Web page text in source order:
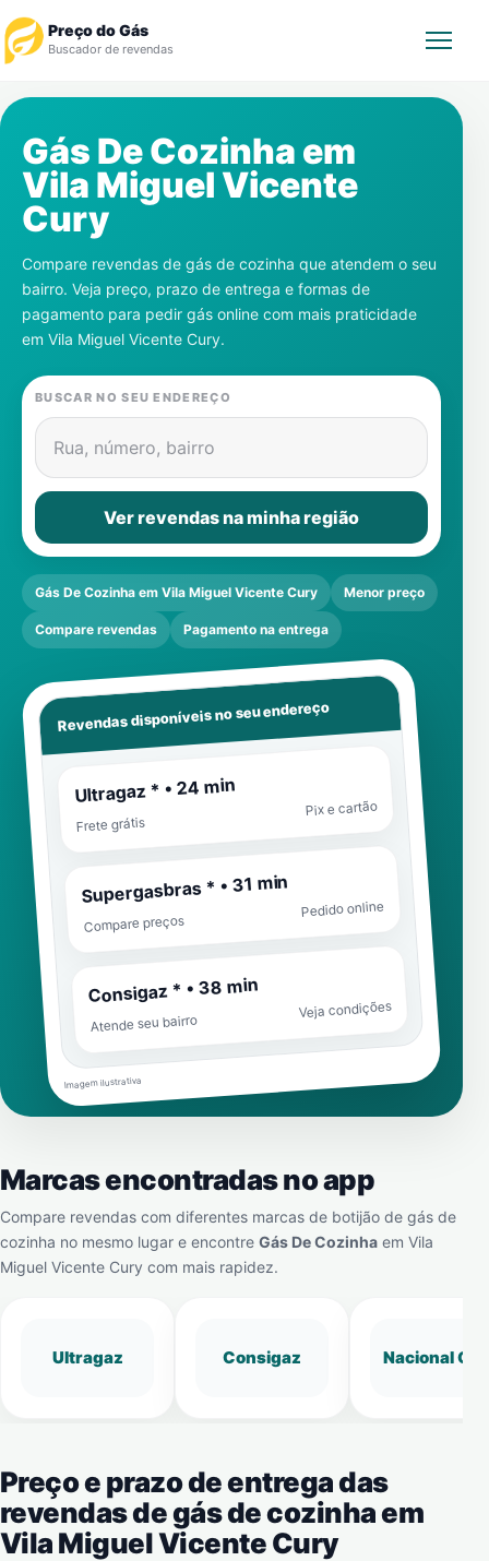
Preço do Gás
Buscador de revendas
Revendedor
Notícias
Cadastre-se
Gás
Contatos
Gás De Cozinha em
Vila Miguel Vicente
Cury
Compare revendas de gás de cozinha que atendem o seu
bairro. Veja preço, prazo de entrega e formas de
pagamento para pedir gás online com mais praticidade
em Vila Miguel Vicente Cury.
BUSCAR NO SEU ENDEREÇO
Rua, número, bairro
Ver revendas na minha região
Gás De Cozinha em Vila Miguel Vicente Cury Menor preço
Compare revendas Pagamento na entrega
Revendas disponíveis no seu endereço
Ultragaz * • 24 min
Frete grátis
Pix e cartão
Supergasbras * • 31 min
Compare preços
Pedido online
Consigaz * • 38 min
Atende seu bairro
Veja condições
Imagem ilustrativa
Marcas encontradas no app
Compare revendas com diferentes marcas de botijão de gás de
cozinha no mesmo lugar e encontre Gás De Cozinha em Vila
Miguel Vicente Cury com mais rapidez.
Ultragaz Consigaz Nacional Gás
Preço e prazo de entrega das
revendas de gás de cozinha em
Vila Miguel Vicente Cury